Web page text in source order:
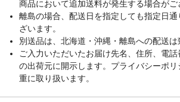
商品において追加送料が発生する場合がご
離島の場合、配送日を指定しても指定日
ざいます。
別送品は、北海道・沖縄・離島への配送は
ご入力いただいたお届け先名、住所、電
の出荷元に開示します。プライバシーポ
重に取り扱います。